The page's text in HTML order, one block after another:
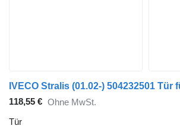
118,55 € Ohne MwSt.
Tür